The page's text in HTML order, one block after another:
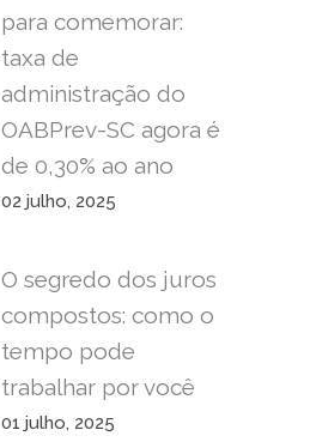
para comemorar:
taxa de
administração do
OABPrev-SC agora é
de 0,30% ao ano
02 julho, 2025
O segredo dos juros
compostos: como o
tempo pode
trabalhar por você
01 julho, 2025